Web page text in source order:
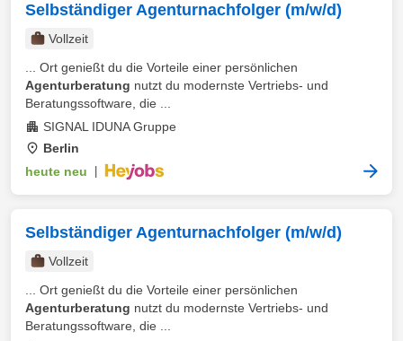
Selbständiger Agenturnachfolger (m/w/d)
Vollzeit
... Ort genießt du die Vorteile einer persönlichen
Agenturberatung nutzt du modernste Vertriebs- und
Beratungssoftware, die ...
SIGNAL IDUNA Gruppe
Berlin
heute neu
Selbständiger Agenturnachfolger (m/w/d)
Vollzeit
... Ort genießt du die Vorteile einer persönlichen
Agenturberatung nutzt du modernste Vertriebs- und
Beratungssoftware, die ...